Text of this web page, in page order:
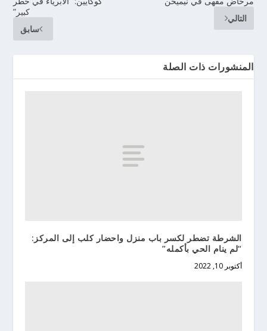
كبير”
سابق
التالي
المنشورات ذات الصلة
الشرطة تضطر لكسر باب منزل واحضار كلب إلى المركز:
“لم ينام الحي بأكمله”
أكتوبر 10, 2022